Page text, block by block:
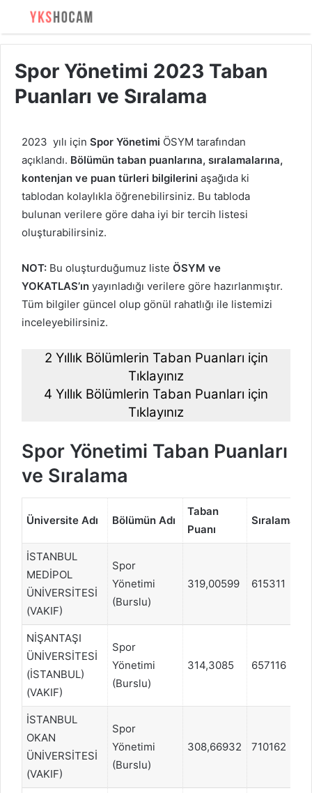
Spor Yönetimi 2023 Taban
Puanları ve Sıralama
2023 yılı için Spor Yönetimi ÖSYM tarafından
açıklandı. Bölümün taban puanlarına, sıralamalarına,
kontenjan ve puan türleri bilgilerini aşağıda ki
tablodan kolaylıkla öğrenebilirsiniz. Bu tabloda
bulunan verilere göre daha iyi bir tercih listesi
oluşturabilirsiniz.
NOT: Bu oluşturduğumuz liste ÖSYM ve
YOKATLAS’ın yayınladığı verilere göre hazırlanmıştır.
Tüm bilgiler güncel olup gönül rahatlığı ile listemizi
inceleyebilirsiniz.
2 Yıllık Bölümlerin Taban Puanları için
Tıklayınız
4 Yıllık Bölümlerin Taban Puanları için
Tıklayınız
Spor Yönetimi Taban Puanları
ve Sıralama
Üniversite Adı Bölümün Adı
Taban
Puanı
Sıralama
İSTANBUL
MEDİPOL
ÜNİVERSİTESİ
(VAKIF)
Spor
Yönetimi
(Burslu)
319,00599 615311
NİŞANTAŞI
ÜNİVERSİTESİ
(İSTANBUL)
(VAKIF)
Spor
Yönetimi
(Burslu)
314,3085 657116
İSTANBUL
OKAN
ÜNİVERSİTESİ
(VAKIF)
Spor
Yönetimi
(Burslu)
308,66932 710162